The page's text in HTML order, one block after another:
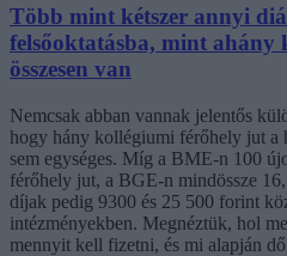
Több mint kétszer annyi
felsőoktatásba, mint ahány
összesen van
Nemcsak abban vannak jelentős
hogy hány kollégiumi férőhely jut a
sem egységes. Míg a BME-n 100
férőhely jut, a BGE-n mindössze
díjak pedig 9300 és 25 500 forint
intézményekben. Megnéztük, hol
mennyit kell fizetni, és mi alapján